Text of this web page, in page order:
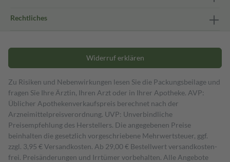
Rechtliches
Widerruf erklären
Zu Risiken und Nebenwirkungen lesen Sie die Packungsbeilage und
fragen Sie Ihre Ärztin, Ihren Arzt oder in Ihrer Apotheke. AVP:
Üblicher Apothekenverkaufspreis berechnet nach der
Arzneimittelpreisverordnung. UVP: Unverbindliche
Preisempfehlung des Herstellers. Die angegebenen Preise
beinhalten die gesetzlich vorgeschriebene Mehrwertsteuer, ggf.
zzgl. 3,95 € Versandkosten. Ab 29,00 € Bestell­wert versand­kosten­
frei. Preisänderungen und Irrtümer vorbehalten. Alle Angebote